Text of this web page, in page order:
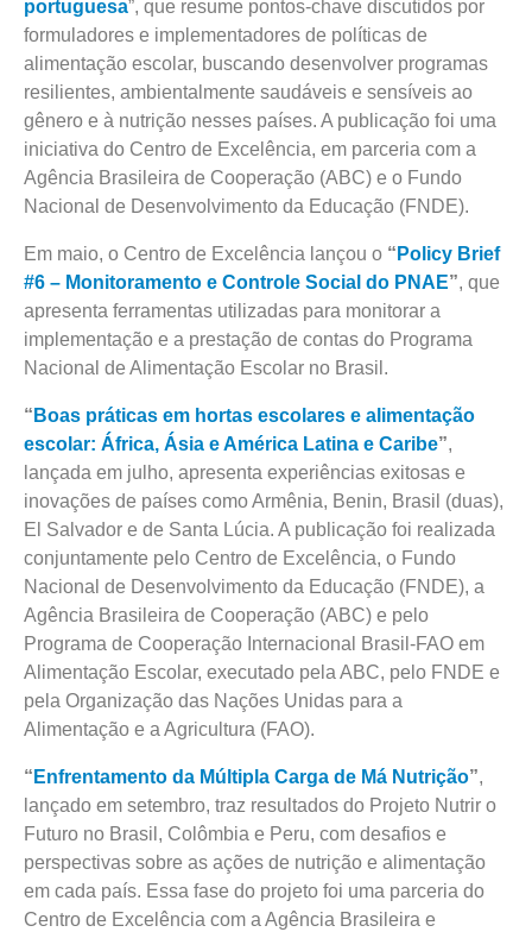
portuguesa”, que resume pontos-chave discutidos por
formuladores e implementadores de políticas de
alimentação escolar, buscando desenvolver programas
resilientes, ambientalmente saudáveis e sensíveis ao
gênero e à nutrição nesses países. A publicação foi uma
iniciativa do Centro de Excelência, em parceria com a
Agência Brasileira de Cooperação (ABC) e o Fundo
Nacional de Desenvolvimento da Educação (FNDE).
Em maio, o Centro de Excelência lançou o “ Policy Brief
#6 – Monitoramento e Controle Social do PNAE”, que
apresenta ferramentas utilizadas para monitorar a
implementação e a prestação de contas do Programa
Nacional de Alimentação Escolar no Brasil.
“ Boas práticas em hortas escolares e alimentação
escolar: África, Ásia e América Latina e Caribe”,
lançada em julho, apresenta experiências exitosas e
inovações de países como Armênia, Benin, Brasil (duas),
El Salvador e de Santa Lúcia. A publicação foi realizada
conjuntamente pelo Centro de Excelência, o Fundo
Nacional de Desenvolvimento da Educação (FNDE), a
Agência Brasileira de Cooperação (ABC) e pelo
Programa de Cooperação Internacional Brasil-FAO em
Alimentação Escolar, executado pela ABC, pelo FNDE e
pela Organização das Nações Unidas para a
Alimentação e a Agricultura (FAO).
“ Enfrentamento da Múltipla Carga de Má Nutrição”,
lançado em setembro, traz resultados do Projeto Nutrir o
Futuro no Brasil, Colômbia e Peru, com desafios e
perspectivas sobre as ações de nutrição e alimentação
em cada país. Essa fase do projeto foi uma parceria do
Centro de Excelência com a Agência Brasileira e